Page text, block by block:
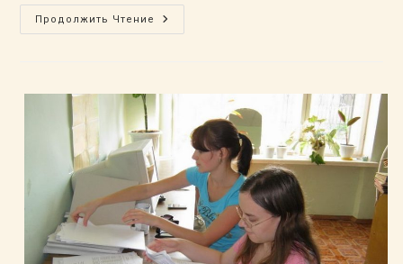
Продолжить Чтение
Архивисты
ГАСПИТО
Совещании
По
Вопросам
Архивного
Дела